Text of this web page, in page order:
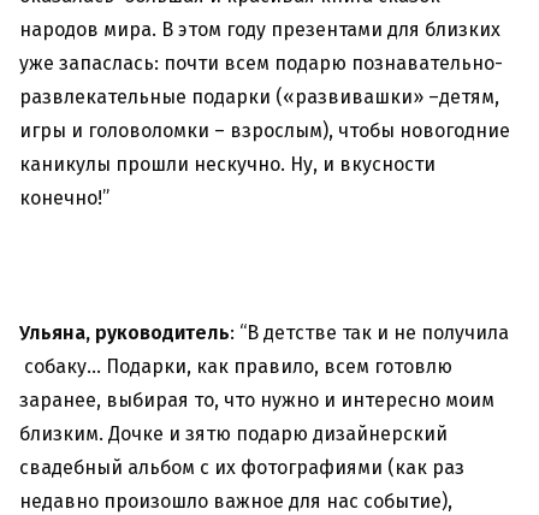
народов мира. В этом году презентами для близких
уже запаслась: почти всем подарю познавательно-
развлекательные подарки («развивашки» –детям,
игры и головоломки – взрослым), чтобы новогодние
каникулы прошли нескучно. Ну, и вкусности
конечно!”
Ульяна, руководитель: “В детстве так и не получила
собаку… Подарки, как правило, всем готовлю
заранее, выбирая то, что нужно и интересно моим
близким. Дочке и зятю подарю дизайнерский
свадебный альбом с их фотографиями (как раз
недавно произошло важное для нас событие),